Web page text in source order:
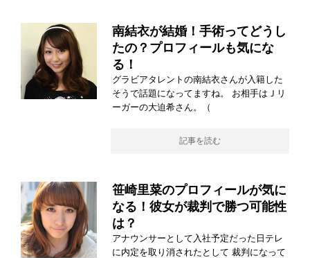
南結衣が結婚！手術ってどうし
たの？プロフィールも気にな
る！
グラビアタレントの南結衣さんが入籍した
そうで話題になってますね。 お相手はＪリ
ーガーの大迫希さん。（
記事を読む
笹崎里菜のプロフィールが気に
なる！彼女が裁判で勝つ可能性
は？
アナウンサーとして入社予定だった日テレ
に内定を取り消されたとして 裁判になって